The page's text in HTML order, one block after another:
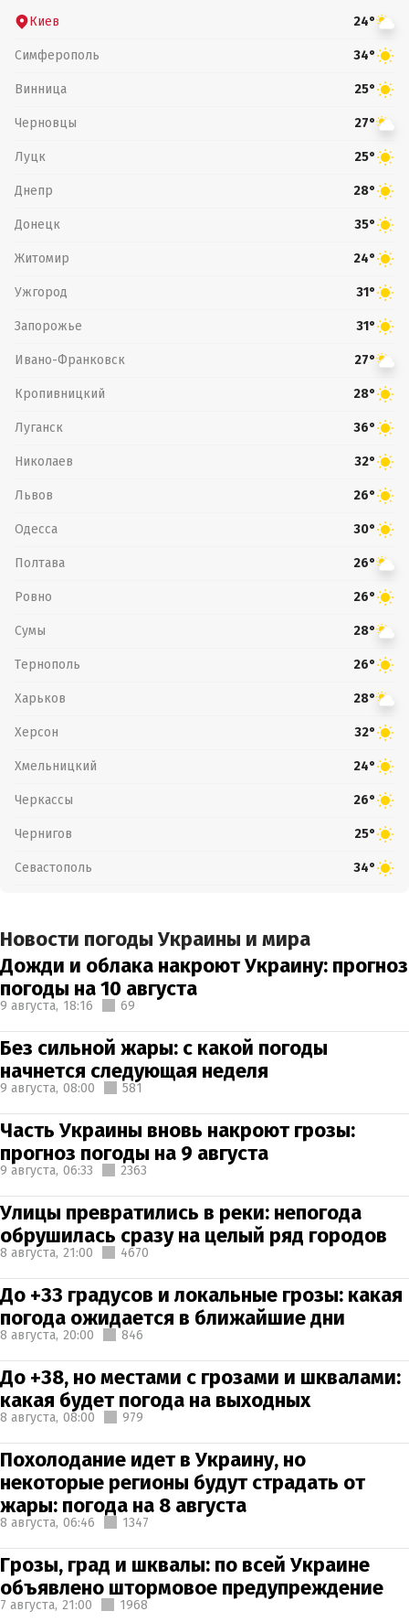
Киев 24°
Симферополь 34°
Винница 25°
Черновцы 27°
Луцк 25°
Днепр 28°
Донецк 35°
Житомир 24°
Ужгород 31°
Запорожье 31°
Ивано-Франковск 27°
Кропивницкий 28°
Луганск 36°
Николаев 32°
Львов 26°
Одесса 30°
Полтава 26°
Ровно 26°
Сумы 28°
Тернополь 26°
Харьков 28°
Херсон 32°
Хмельницкий 24°
Черкассы 26°
Чернигов 25°
Севастополь 34°
Новости погоды Украины и мира
Дожди и облака накроют Украину: прогноз
погоды на 10 августа
9 августа, 18:16 69
Без сильной жары: с какой погоды
начнется следующая неделя
9 августа, 08:00 581
Часть Украины вновь накроют грозы:
прогноз погоды на 9 августа
9 августа, 06:33 2363
Улицы превратились в реки: непогода
обрушилась сразу на целый ряд городов
8 августа, 21:00 4670
До +33 градусов и локальные грозы: какая
погода ожидается в ближайшие дни
8 августа, 20:00 846
До +38, но местами с грозами и шквалами:
какая будет погода на выходных
8 августа, 08:00 979
Похолодание идет в Украину, но
некоторые регионы будут страдать от
жары: погода на 8 августа
8 августа, 06:46 1347
Грозы, град и шквалы: по всей Украине
объявлено штормовое предупреждение
7 августа, 21:00 1968